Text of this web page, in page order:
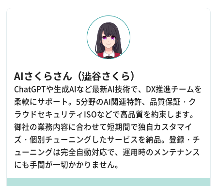
AIさくらさん（澁谷さくら）
ChatGPTや生成AIなど最新AI技術で、DX推進チームを
柔軟にサポート。5分野のAI関連特許、品質保証・ク
ラウドセキュリティISOなどで高品質を約束します。
御社の業務内容に合わせて短期間で独自カスタマイ
ズ・個別チューニングしたサービスを納品。登録・チ
ューニングは完全自動対応で、運用時のメンテナンス
にも手間が一切かかりません。